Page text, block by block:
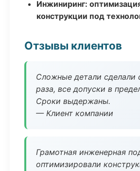
Инжиниринг:
конструкции под
Отзывы клиентов
Сложные детали сделали
раза, все допуски в
Сроки выдержаны.
— Клиент компании
Грамотная инженерная
оптимизировали